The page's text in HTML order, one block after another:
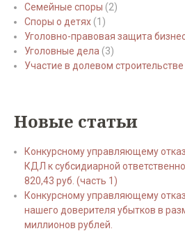
Семейные споры (2)
Споры о детях (1)
Уголовно-правовая защита
Уголовные дела (3)
Участие в долевом
Новые статьи
Конкурсному управляющему
КДЛ к субсидиарной
820,43 руб. (часть 1)
Конкурсному управляющему
нашего доверителя убытков в
миллионов рублей.